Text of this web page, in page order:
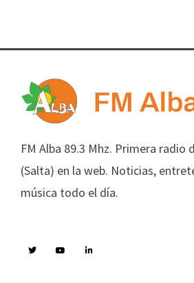
FM Alba 89.3 Mhz. Primera radio
(Salta) en la web. Noticias,
música todo el día.